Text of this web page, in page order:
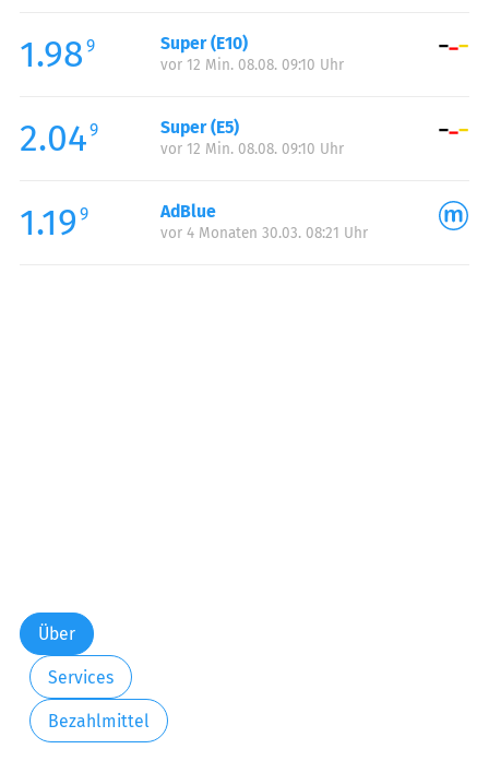
Samstag:
00:00-24:00
Sonntag:
1.98 9 Super (E10)
vor 12 Min. 08.08. 09:10 Uhr
2.049 Super (E5)
vor 12 Min. 08.08. 09:10 Uhr
1.19 9 AdBlue
vor 4 Monaten 30.03. 08:21 Uhr
Über
Services
Bezahlmittel